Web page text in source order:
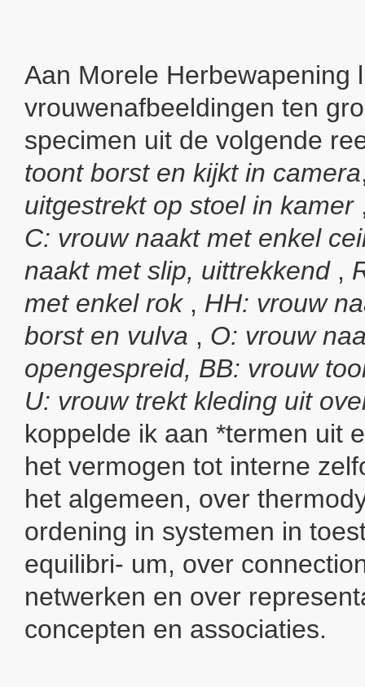
Aan Morele Herbewapening
vrouwenafbeeldingen ten
specimen uit de volgende
toont borst en kijkt in camera
uitgestrekt op stoel in kamer
C: vrouw naakt met enkel
naakt met slip, uittrekkend ,
met enkel rok , HH: vrouw
borst en vulva , O: vrouw
opengespreid, BB: vrouw
U: vrouw trekt kleding uit
koppelde ik aan *termen uit
het vermogen tot interne
het algemeen, over
ordening in systemen in
equilibri- um, over
netwerken en over
concepten en associaties.